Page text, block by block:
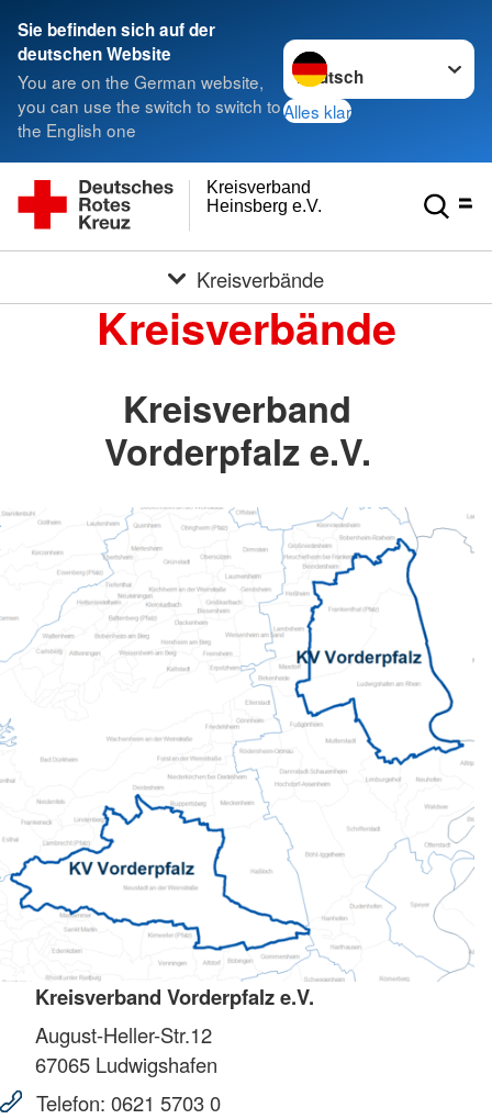
Sie befinden sich auf der
deutschen Website
You are on the German website,
you can use the switch to switch to
the English one
Sprache wechseln zu
Alles klar
Heinsberg e.V.
Kreisverband
Kreisverbände
Kreisverbände
Kreisverband
Vorderpfalz e.V.
Kreisverband Vorderpfalz e.V.
August-Heller-Str.12
67065 Ludwigshafen
Telefon: 0621 5703 0